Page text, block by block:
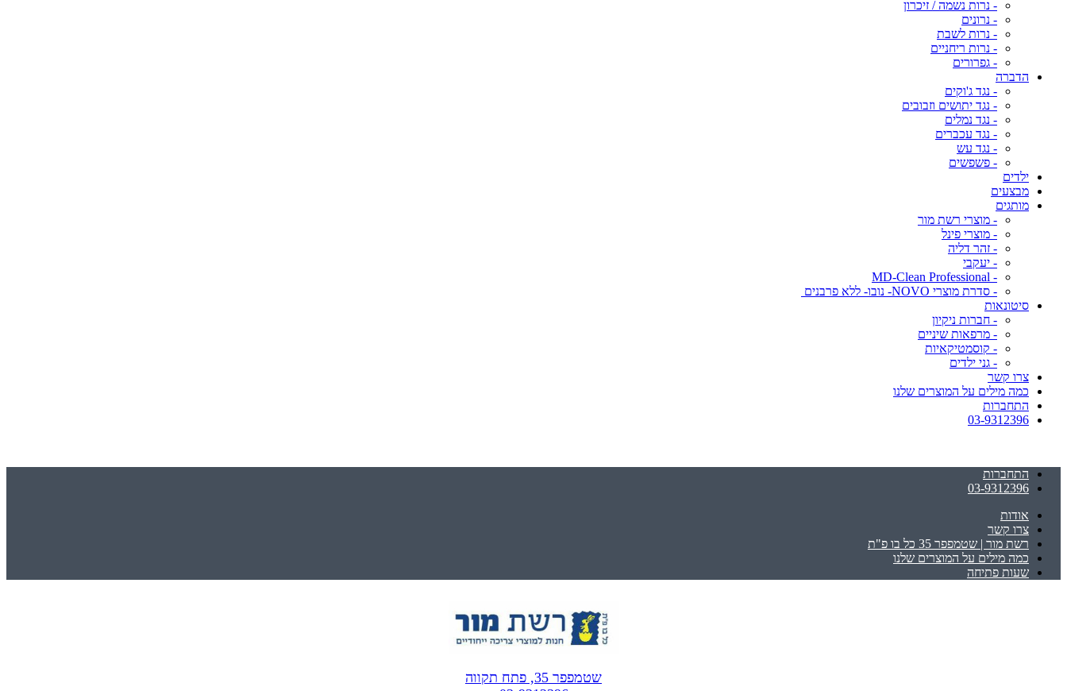
- נרות נשמה / זיכרון
- נרונים
- נרות לשבת
- נרות ריחניים
- גפרורים
הדברה
- נגד ג'וקים
- נגד יתושים וזבובים
- נגד נמלים
- נגד עכברים
- נגד עש
- פשפשים
ילדים
מבצעים
מותגים
- מוצרי רשת מור
- מוצרי פינל
- זהר דליה
- יעקבי
- MD-Clean Professional
- סדרת מוצרי NOVO- נובו- ללא פרבנים
סיטונאות
- חברות ניקיון
- מרפאות שיניים
- קוסמטיקאיות
- גני ילדים
צרו קשר
כמה מילים על המוצרים שלנו
התחברות
03-9312396
התחברות
03-9312396
אודות
צרו קשר
רשת מור | שטמפפר 35 כל בו פ"ת
כמה מילים על המוצרים שלנו
שעות פתיחה
שטמפפר 35, פתח תקווה